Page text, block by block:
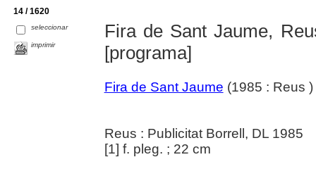
14 / 1620
seleccionar
imprimir
Fira de Sant Jaume,
[programa]
Fira de Sant Jaume (1985 : Reus )
Reus : Publicitat Borrell, DL 1985
[1] f. pleg. ; 22 cm